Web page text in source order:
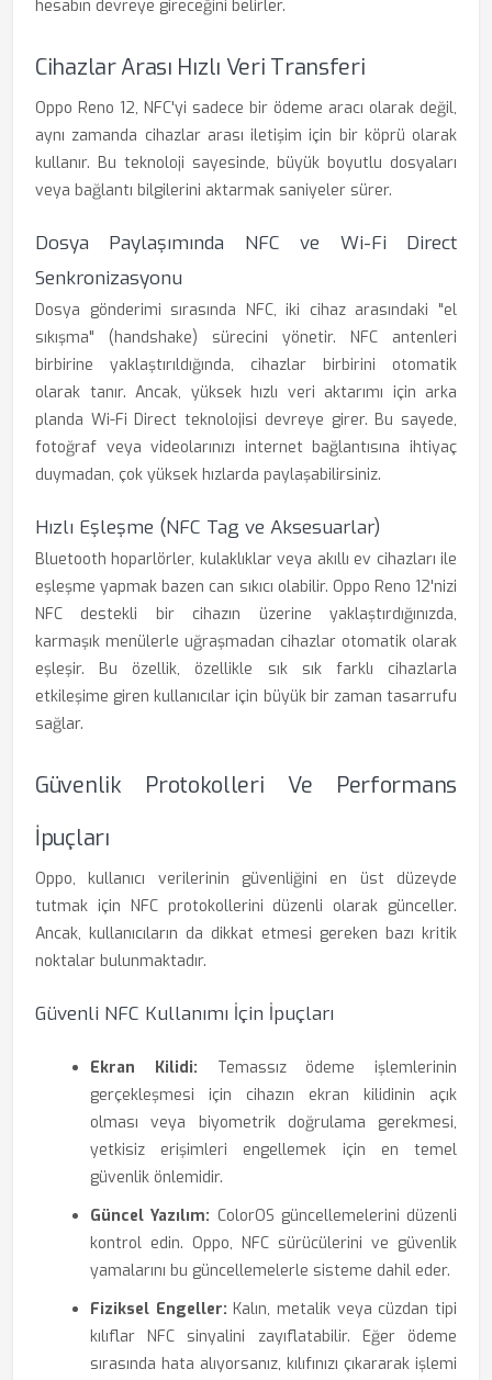
hesabın devreye gireceğini belirler.
Cihazlar Arası Hızlı Veri Transferi
Oppo Reno 12, NFC'yi sadece bir ödeme aracı olarak değil,
aynı zamanda cihazlar arası iletişim için bir köprü olarak
kullanır. Bu teknoloji sayesinde, büyük boyutlu dosyaları
veya bağlantı bilgilerini aktarmak saniyeler sürer.
Dosya Paylaşımında NFC ve Wi-Fi Direct
Senkronizasyonu
Dosya gönderimi sırasında NFC, iki cihaz arasındaki "el
sıkışma" (handshake) sürecini yönetir. NFC antenleri
birbirine yaklaştırıldığında, cihazlar birbirini otomatik
olarak tanır. Ancak, yüksek hızlı veri aktarımı için arka
planda Wi-Fi Direct teknolojisi devreye girer. Bu sayede,
fotoğraf veya videolarınızı internet bağlantısına ihtiyaç
duymadan, çok yüksek hızlarda paylaşabilirsiniz.
Hızlı Eşleşme (NFC Tag ve Aksesuarlar)
Bluetooth hoparlörler, kulaklıklar veya akıllı ev cihazları ile
eşleşme yapmak bazen can sıkıcı olabilir. Oppo Reno 12'nizi
NFC destekli bir cihazın üzerine yaklaştırdığınızda,
karmaşık menülerle uğraşmadan cihazlar otomatik olarak
eşleşir. Bu özellik, özellikle sık sık farklı cihazlarla
etkileşime giren kullanıcılar için büyük bir zaman tasarrufu
sağlar.
Güvenlik Protokolleri Ve Performans
İpuçları
Oppo, kullanıcı verilerinin güvenliğini en üst düzeyde
tutmak için NFC protokollerini düzenli olarak günceller.
Ancak, kullanıcıların da dikkat etmesi gereken bazı kritik
noktalar bulunmaktadır.
Güvenli NFC Kullanımı İçin İpuçları
Ekran Kilidi: Temassız ödeme işlemlerinin
gerçekleşmesi için cihazın ekran kilidinin açık
olması veya biyometrik doğrulama gerekmesi,
yetkisiz erişimleri engellemek için en temel
güvenlik önlemidir.
Güncel Yazılım: ColorOS güncellemelerini düzenli
kontrol edin. Oppo, NFC sürücülerini ve güvenlik
yamalarını bu güncellemelerle sisteme dahil eder.
Fiziksel Engeller: Kalın, metalik veya cüzdan tipi
kılıflar NFC sinyalini zayıflatabilir. Eğer ödeme
sırasında hata alıyorsanız, kılıfınızı çıkararak işlemi